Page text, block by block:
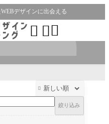
デザインに出会える
 

絞り込み